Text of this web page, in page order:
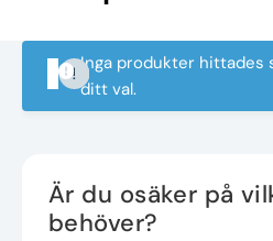
Inga produkter hittades
ditt val.
Är du osäker på
behöver?